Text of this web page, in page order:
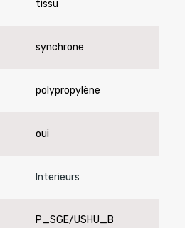
tissu
synchrone
polypropylène
oui
Interieurs
P_SGE/USHU_B